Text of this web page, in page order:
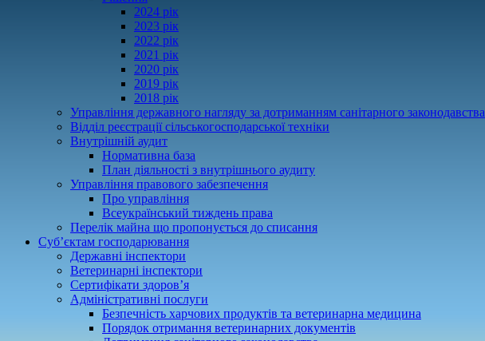
2024 рік
2023 рік
2022 рік
2021 рік
2020 рік
2019 рік
2018 рік
Управління державного нагляду за дотриманням санітарного законодавства
Відділ реєстрації сільськогосподарської техніки
Внутрішній аудит
Нормативна база
План діяльності з внутрішнього аудиту
Управління правового забезпечення
Про управління
Всеукраїнський тиждень права
Перелік майна що пропонується до списання
Суб’єктам господарювання
Державні інспектори
Ветеринарні інспектори
Сертифікати здоров’я
Адміністративні послуги
Безпечність харчових продуктів та ветеринарна медицина
Порядок отримання ветеринарних документів